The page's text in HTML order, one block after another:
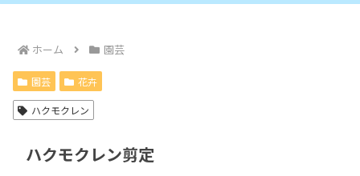
ホーム 園芸
園芸 花卉
ハクモクレン
ハクモクレン剪定